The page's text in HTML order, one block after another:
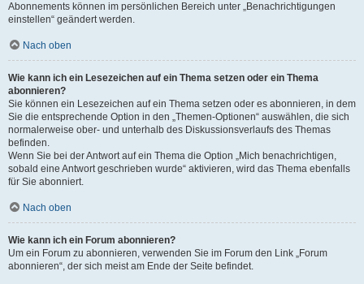
Abonnements können im persönlichen Bereich unter „Benachrichtigungen
einstellen“ geändert werden.
Nach oben
Wie kann ich ein Lesezeichen auf ein Thema setzen oder ein Thema
abonnieren?
Sie können ein Lesezeichen auf ein Thema setzen oder es abonnieren, in dem
Sie die entsprechende Option in den „Themen-Optionen“ auswählen, die sich
normalerweise ober- und unterhalb des Diskussionsverlaufs des Themas
befinden.
Wenn Sie bei der Antwort auf ein Thema die Option „Mich benachrichtigen,
sobald eine Antwort geschrieben wurde“ aktivieren, wird das Thema ebenfalls
für Sie abonniert.
Nach oben
Wie kann ich ein Forum abonnieren?
Um ein Forum zu abonnieren, verwenden Sie im Forum den Link „Forum
abonnieren“, der sich meist am Ende der Seite befindet.